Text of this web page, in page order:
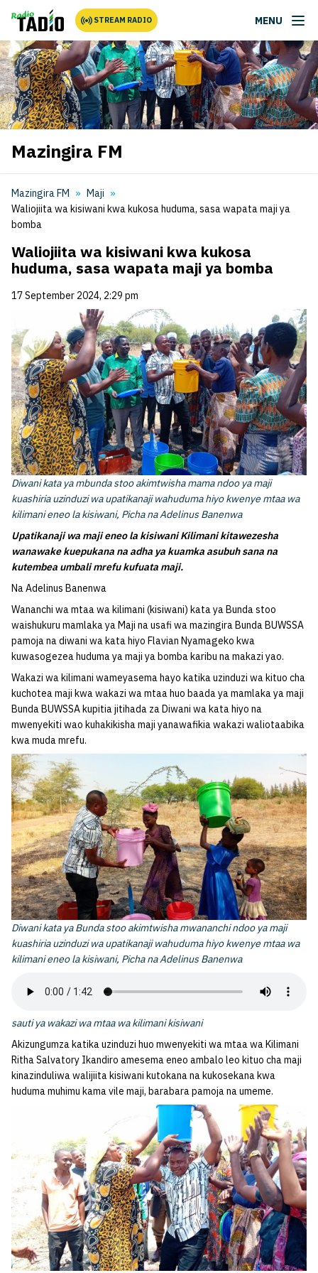
STREAM RADIO MENU
Mazingira FM
Mazingira FM
Maji
Waliojiita wa kisiwani kwa kukosa huduma, sasa wapata maji ya
bomba
Waliojiita wa kisiwani kwa kukosa
huduma, sasa wapata maji ya bomba
17 September 2024, 2:29 pm
Diwani kata ya mbunda stoo akimtwisha mama ndoo ya maji
kuashiria uzinduzi wa upatikanaji wahuduma hiyo kwenye mtaa wa
kilimani eneo la kisiwani, Picha na Adelinus Banenwa
Upatikanaji wa maji eneo la kisiwani Kilimani kitawezesha
wanawake kuepukana na adha ya kuamka asubuh sana na
kutembea umbali mrefu kufuata maji.
Na Adelinus Banenwa
Wananchi wa mtaa wa kilimani (kisiwani) kata ya Bunda stoo
waishukuru mamlaka ya Maji na usafi wa mazingira Bunda BUWSSA
pamoja na diwani wa kata hiyo Flavian Nyamageko kwa
kuwasogezea huduma ya maji ya bomba karibu na makazi yao.
Wakazi wa kilimani wameyasema hayo katika uzinduzi wa kituo cha
kuchotea maji kwa wakazi wa mtaa huo baada ya mamlaka ya maji
Bunda BUWSSA kupitia jitihada za Diwani wa kata hiyo na
mwenyekiti wao kuhakikisha maji yanawafikia wakazi waliotaabika
kwa muda mrefu.
Diwani kata ya Bunda stoo akimtwisha mwananchi ndoo ya maji
kuashiria uzinduzi wa upatikanaji wahuduma hiyo kwenye mtaa wa
kilimani eneo la kisiwani, Picha na Adelinus Banenwa
sauti ya wakazi wa mtaa wa kilimani kisiwani
Akizungumza katika uzinduzi huo mwenyekiti wa mtaa wa Kilimani
Ritha Salvatory Ikandiro amesema eneo ambalo leo kituo cha maji
kinazinduliwa walijiita kisiwani kutokana na kukosekana kwa
huduma muhimu kama vile maji, barabara pamoja na umeme.